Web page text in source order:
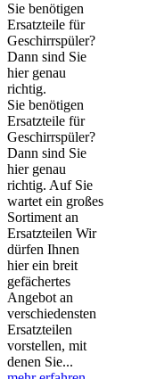
Sie benötigen
Ersatzteile für
Geschirrspüler?
Dann sind Sie
hier genau
richtig.
Sie benötigen
Ersatzteile für
Geschirrspüler?
Dann sind Sie
hier genau
richtig. Auf Sie
wartet ein großes
Sortiment an
Ersatzteilen Wir
dürfen Ihnen
hier ein breit
gefächertes
Angebot an
verschiedensten
Ersatzteilen
vorstellen, mit
denen Sie...